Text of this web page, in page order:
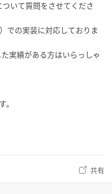
いて質問をさせてくださ
での実装に対応しておりま
実績がある方はいらっしゃ
。
共有